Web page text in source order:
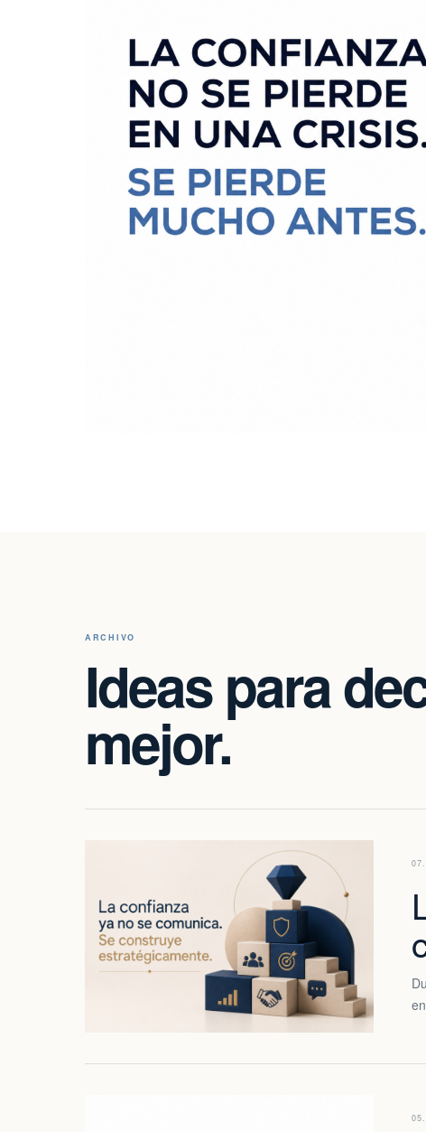
ARCHIVO
Ideas para
mejor.